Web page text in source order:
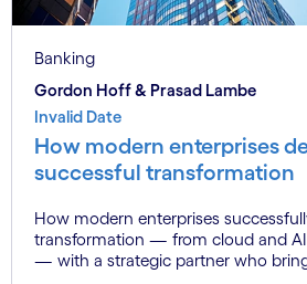
Banking
Gordon Hoff & Prasad Lambe
Invalid Date
How modern enterprises
successful transformation
How modern enterprises
transformation — from cloud and
— with a strategic partner who